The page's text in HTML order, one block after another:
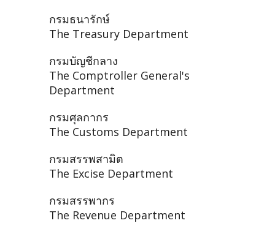
กรมธนารักษ์
The Treasury Department
กรมบัญชีกลาง
The Comptroller General's
Department
กรมศุลกากร
The Customs Department
กรมสรรพสามิต
The Excise Department
กรมสรรพากร
The Revenue Department